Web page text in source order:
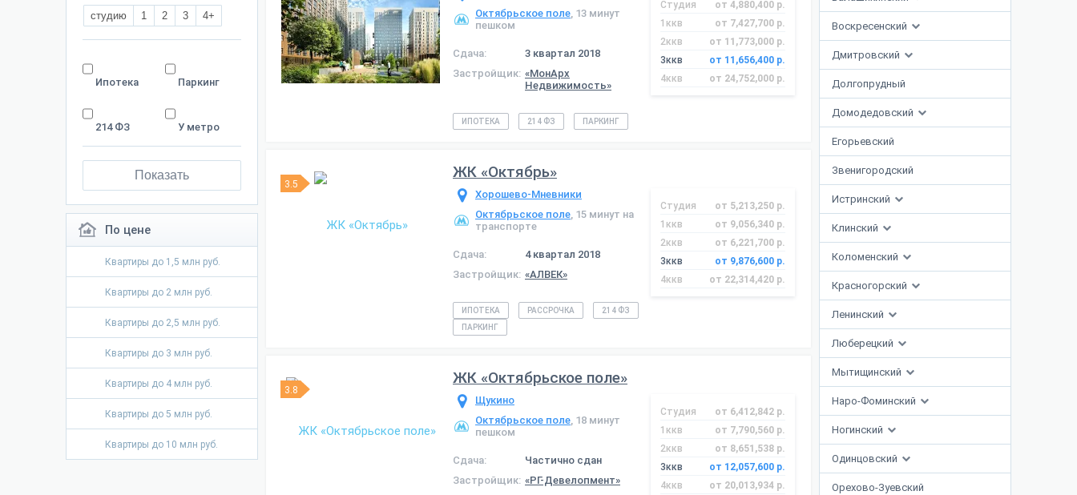
студию 1 2 3 4+
Ипотека Паркинг
214 ФЗ У метро
Показать
По цене
Квартиры до 1,5 млн руб.
Квартиры до 2 млн руб.
Квартиры до 2,5 млн руб.
Квартиры до 3 млн руб.
Квартиры до 4 млн руб.
Квартиры до 5 млн руб.
Квартиры до 10 млн руб.
Воскресенский
Дмитровский
Долгопрудный
Домодедовский
Егорьевский
Звенигородский
Истринский
Клинский
Коломенский
Красногорский
Ленинский
Люберецкий
Мытищинский
Наро-Фоминский
Ногинский
Одинцовский
Орехово-Зуевский
Октябрьское поле, 13 минут
пешком
Сдача:
3 квартал 2018
Застройщик: «МонАрх
Недвижимость»
Студия
от 4,880,400 р.
1ккв
от 7,427,700 р.
2ккв
от 11,773,000 р.
3ккв
от 11,656,400 р.
4ккв
от 24,752,000 р.
ИПОТЕКА 214 ФЗ ПАРКИНГ
3.5
ЖК «Октябрь»
Хорошево-Мневники
Октябрьское поле, 15 минут на
транспорте
Сдача:
4 квартал 2018
Застройщик: «АЛВЕК»
Студия
от 5,213,250 р.
1ккв
от 9,056,340 р.
2ккв
от 6,221,700 р.
3ккв
от 9,876,600 р.
4ккв
от 22,314,420 р.
ИПОТЕКА РАССРОЧКА
214 ФЗ
ПАРКИНГ
3.8
ЖК «Октябрьское поле»
Щукино
Октябрьское поле, 18 минут
пешком
Сдача:
Частично сдан
Застройщик: «РГ-Девелопмент»
Студия
от 6,412,842 р.
1ккв
от 7,790,560 р.
2ккв
от 8,651,538 р.
3ккв
от 12,057,600 р.
4ккв
от 20,013,934 р.